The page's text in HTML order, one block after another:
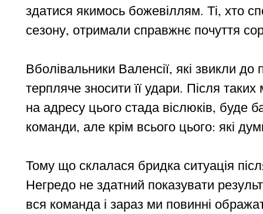
здатися якимось божевіллям. Ті, хто
сезону, отримали справжнє почуття
Вболівальники Валенсії, які звикли
терпляче зносити її удари. Після
на адресу цього стада віслюків, буде
команди, але крім всього цього: які
Тому що склалася бридка ситуація
Негредо не здатний показувати
вся команда і зараз ми повинні